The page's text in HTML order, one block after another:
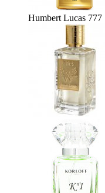
Humbert Lucas 777